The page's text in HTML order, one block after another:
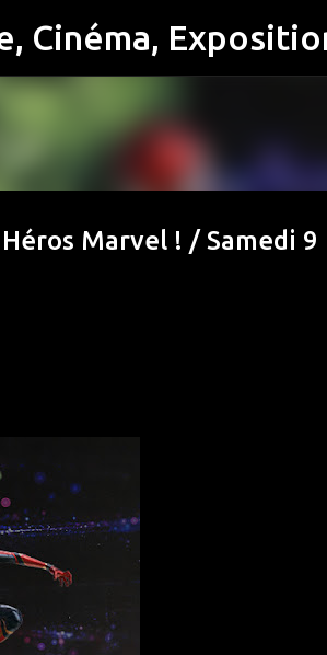
au contenu principal
Marvel ! / Samedi 9